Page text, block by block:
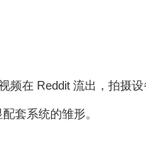
频在 Reddit 流出，拍摄
套系统的雏形。